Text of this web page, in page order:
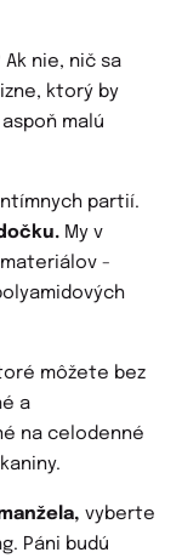
Ak nie, nič sa
ktorý by
malú
partií.
My v
materiálov -
môžete bez
a
na celodenné
vyberte
Páni budú